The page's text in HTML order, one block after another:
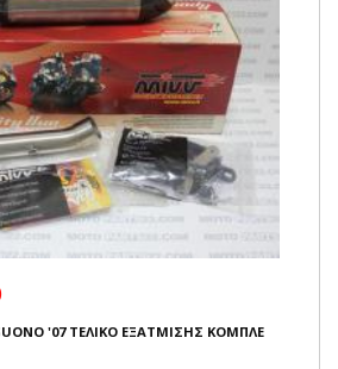
'07 ΤΕΛΙΚΟ ΕΞΑΤΜΙΣΗΣ ΚΟΜΠΛΕ